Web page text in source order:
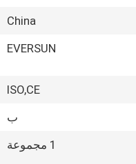
China
EVERSUN
ISO,CE
ب
1 مجموعة